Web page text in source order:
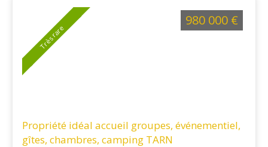
Très rare
Propriété idéal accueil groupes, événementiel,
gîtes, chambres, camping TARN
980 000 €